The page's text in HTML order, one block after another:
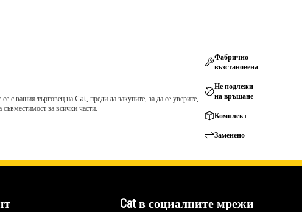
с вашия търговец на Cat, преди да закупите, за да се уверите,
за всички части.
Фабрично
възстановена
Не подлежи
на връщане
Комплект
Заменено
Cat в социалните мрежи